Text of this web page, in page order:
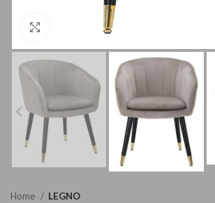
Clicca per ingrandire
Home LEGNO